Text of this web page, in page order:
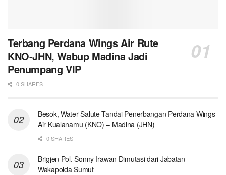
Terbang Perdana Wings Air Rute
KNO-JHN, Wabup Madina Jadi
Penumpang VIP
0 SHARES
Besok, Water Salute Tandai Penerbangan Perdana Wings
Air Kualanamu (KNO) – Madina (JHN)
0 SHARES
Brigjen Pol. Sonny Irawan Dimutasi dari Jabatan
Wakapolda Sumut